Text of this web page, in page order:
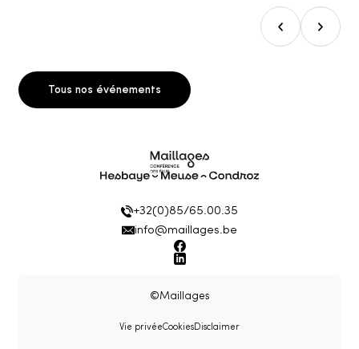
prev slidenext
Tous nos événements
Maillages
+32(0)85/65.00.35
info@maillages.be
Facebook
Linkedin
©Maillages
Vie privéeCookiesDisclaimer